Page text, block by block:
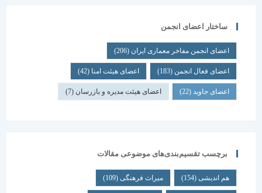
ساختار اعضای انجمن
اعضای انجمن مفاخر معماری ایران (206)
اعضای فعال انجمن(183) اعضای هیئت امنا(42)
اعضای جاوید(22) اعضای هیئت مدیره و بازرسان(7)
برچسب تقسیم‌بندی‌های موضوعی مقالات
هم اندیشی (154) میراث فرهنگی (109)